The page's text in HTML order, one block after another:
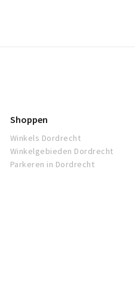
Shoppen
Winkels Dordrecht
Winkelgebieden Dordrecht
Parkeren in Dordrecht